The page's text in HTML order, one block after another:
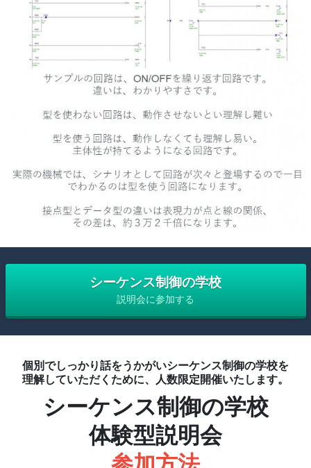
シーケンス制御の学校
説明会に参加する
個別でしっかり話をうかがいシーケンス制御の学校を
理解していただくために、人数限定開催いたします。
シーケンス制御の学校
体験型説明会